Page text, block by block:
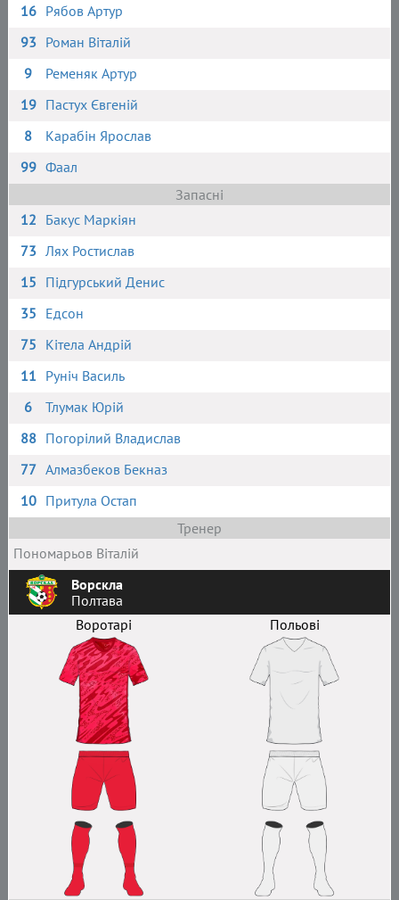
16 Рябов Артур
93 Роман Віталій
9
Ременяк Артур
19 Пастух Євгеній
8
Карабін Ярослав
99 Фаал
Запасні
12 Бакус Маркіян
73 Лях Ростислав
15 Підгурський Денис
35 Едсон
75 Кітела Андрій
11 Руніч Василь
6
Тлумак Юрій
88 Погорілий Владислав
77 Алмазбеков Бекназ
10 Притула Остап
Тренер
Пономарьов Віталій
Ворскла
Полтава
Воротарі
Польові